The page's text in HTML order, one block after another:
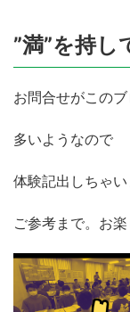
”満”を持し
お問合せがこの
多いようなので
体験記出しちゃい
ご参考まで。お楽